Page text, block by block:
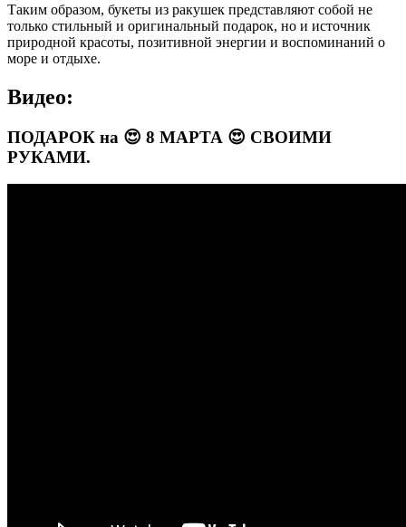
Таким образом, букеты из ракушек представляют собой не
только стильный и оригинальный подарок, но и источник
природной красоты, позитивной энергии и воспоминаний о
море и отдыхе.
Видео:
ПОДАРОК на 😍 8 МАРТА 😍 СВОИМИ
РУКАМИ.